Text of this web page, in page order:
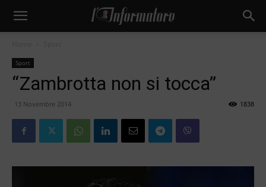
Sport
“Zambrotta non si tocca”
13 Novembre 2014 1838